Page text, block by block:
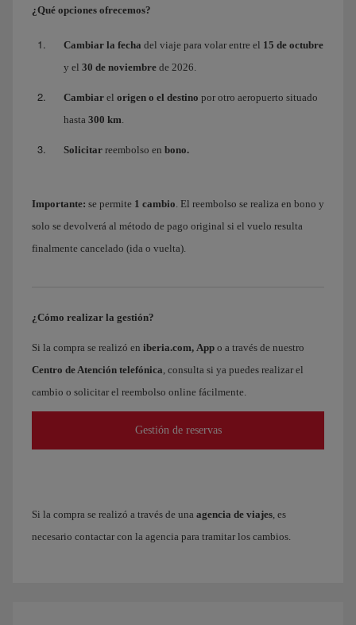
¿Qué opciones ofrecemos?
Cambiar la fecha del viaje para volar entre el 15 de octubre
y el 30 de noviembre de 2026.
Cambiar el origen o el destino por otro aeropuerto situado
hasta 300 km.
Solicitar reembolso en bono.
Importante: se permite 1 cambio. El reembolso se realiza en bono y
solo se devolverá al método de pago original si el vuelo resulta
finalmente cancelado (ida o vuelta).
¿Cómo realizar la gestión?
Si la compra se realizó en iberia.com, App o a través de nuestro
Centro de Atención telefónica, consulta si ya puedes realizar el
cambio o solicitar el reembolso online fácilmente.
Gestión de reservas
Si la compra se realizó a través de una agencia de viajes, es
necesario contactar con la agencia para tramitar los cambios.